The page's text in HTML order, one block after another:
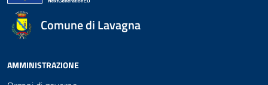
Comune di Lavagna
AMMINISTRAZIONE